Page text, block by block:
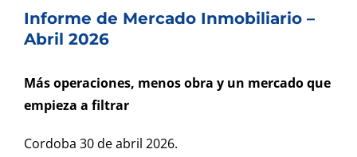
Informe de Mercado Inmobiliario –
Abril 2026
Más operaciones, menos obra y un mercado que
empieza a filtrar
Cordoba 30 de abril 2026.